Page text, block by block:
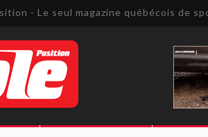
- Le seul magazine québécois de